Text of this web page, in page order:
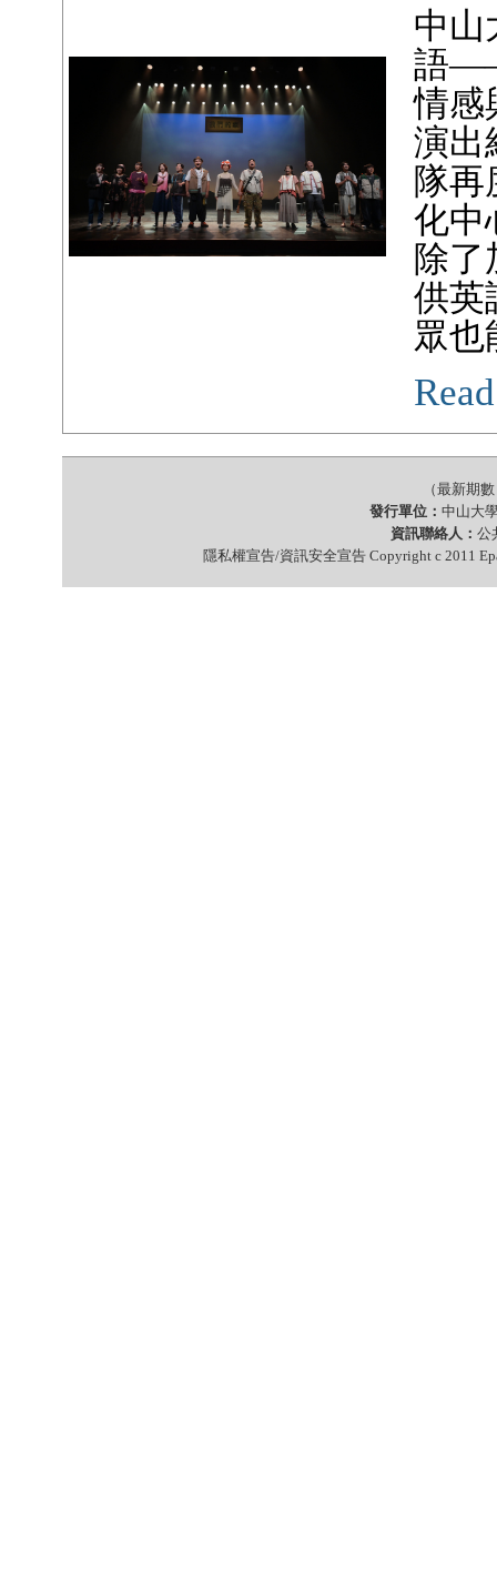
中山
語
情感
演出
隊再
化中
除
供英
眾也
（最新期
發行單位： 中山大
資訊聯絡人： 公
隱私權宣告/資訊安全宣告 Copyright c 2011